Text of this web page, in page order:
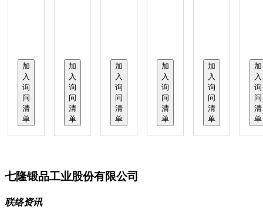
加
入
询
问
清
单
加
入
询
问
清
单
加
入
询
问
清
单
加
入
询
问
清
单
加
入
询
问
清
单
加
入
询
问
清
单
七隆锻品工业股份有限公司
联络资讯